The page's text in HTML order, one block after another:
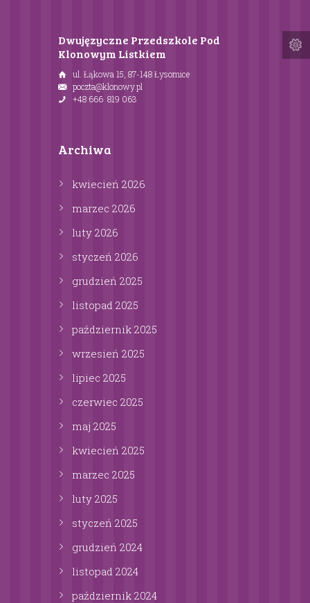
Dwujęzyczne Przedszkole Pod
Klonowym Listkiem
ul. Łąkowa 15, 87-148 Łysomice
poczta@klonowy.pl
+48 666 819 063
Archiwa
kwiecień 2026
marzec 2026
luty 2026
styczeń 2026
grudzień 2025
listopad 2025
październik 2025
wrzesień 2025
lipiec 2025
czerwiec 2025
maj 2025
kwiecień 2025
marzec 2025
luty 2025
styczeń 2025
grudzień 2024
listopad 2024
październik 2024